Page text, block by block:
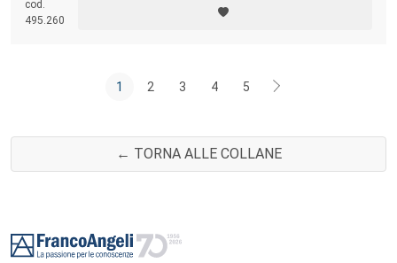
fronte alla morte, del suo rapporto con la tecnica, della conoscenza e
dei meccanismi della mente, del bene e del male, del destino e della
cod.
495.260
1 2 3 4 5
← TORNA ALLE COLLANE